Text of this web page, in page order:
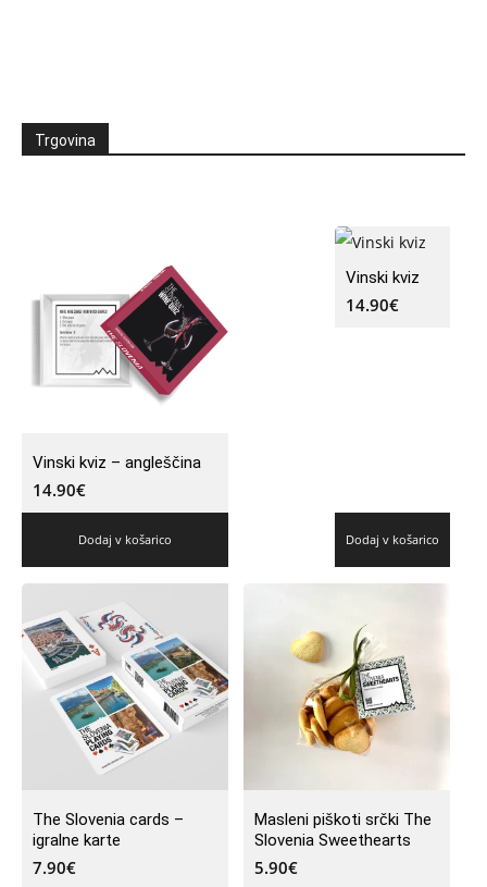
Trgovina
Vinski kviz – angleščina
14.90€
Dodaj v košarico
Vinski kviz
14.90€
Dodaj v košarico
The Slovenia cards –
igralne karte
7.90€
Masleni piškoti srčki The
Slovenia Sweethearts
5.90€